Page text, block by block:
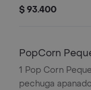
$ 93.400
PopCorn
1 Pop Corn
pechuga